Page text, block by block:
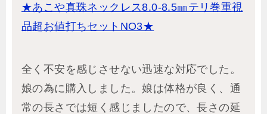
★あこや真珠ネックレス8.0-8.5㎜テリ巻重視
品超お値打ちセットNO3★
全く不安を感じさせない迅速な対応でした。
娘の為に購入しました。娘は体格が良く、通
常の長さでは短く感じましたので、長さの延